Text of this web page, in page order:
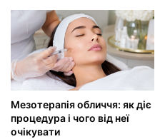
Мезотерапія обличчя: як діє
процедура і чого від неї
очікувати